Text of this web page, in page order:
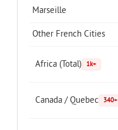
Marseille
Other French Cities
Africa (Total) 1k+
Canada / Quebec 340+